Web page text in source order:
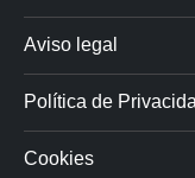
Aviso legal
Política de
Cookies